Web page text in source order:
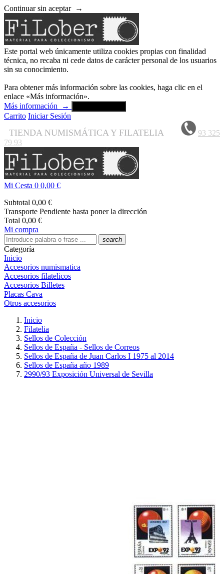
Continuar sin aceptar →
Este portal web únicamente utiliza cookies propias con finalidad
técnica, no recaba ni cede datos de carácter personal de los usuarios
sin su conocimiento.
Para obtener más información sobre las cookies, haga clic en el
enlace «Más información».
Más información
→
Carrito Iniciar Sesión
TIENDA NUMISMÁTICA Y FILATELIA
93 325
79 93
Mi Cesta 0 0,00 €
Subtotal 0,00 €
Transporte Pendiente hasta poner la dirección
Total 0,00 €
Mi compra
search
Categoría
Inicio
Accesorios numismatica
Accesorios filatelicos
Accesorios Billetes
Placas Cava
Otros accesorios
Inicio
Filatelia
Sellos de Colección
Sellos de España - Sellos de Correos
Sellos de España de Juan Carlos I 1975 al 2014
Sellos de España año 1989
2990/93 Exposición Universal de Sevilla